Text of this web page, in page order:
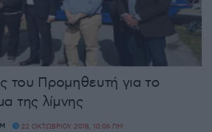
του Προμηθευτή για το
της λίμνης
22 ΟΚΤΩΒΡΊΟΥ 2018, 10:06 ΠΜ